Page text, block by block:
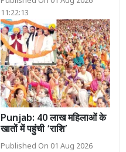
11:22:13
Punjab: 40 लाख महिलाओं के
खातों में पहुंची ‘राशि’
Published On 01 Aug 2026